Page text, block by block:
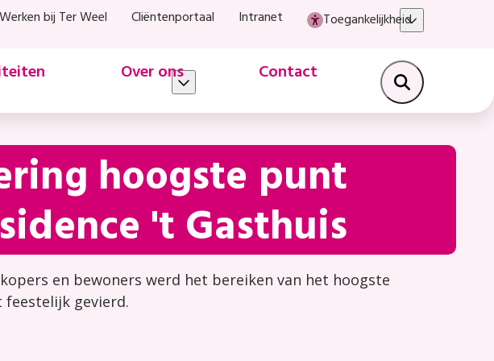
Werken bij Ter Weel Cliëntenportaal Intranet Toegankelijkheid
Over ons Contact
hoogste punt
't Gasthuis
en bewoners werd het bereiken van het hoogste
feestelijk gevierd.